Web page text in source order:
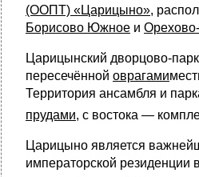
(ООПТ) «Царицыно»,
Борисово Южное и
Царицынский дворцово-
пересечённой оврагами
Территория ансамбля и
прудами, с востока —
Царицыно является
императорской резиденции